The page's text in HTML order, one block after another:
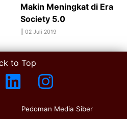
Makin Meningkat di Era
Society 5.0
02 Juli 2019
to Top
Pedoman Media Siber